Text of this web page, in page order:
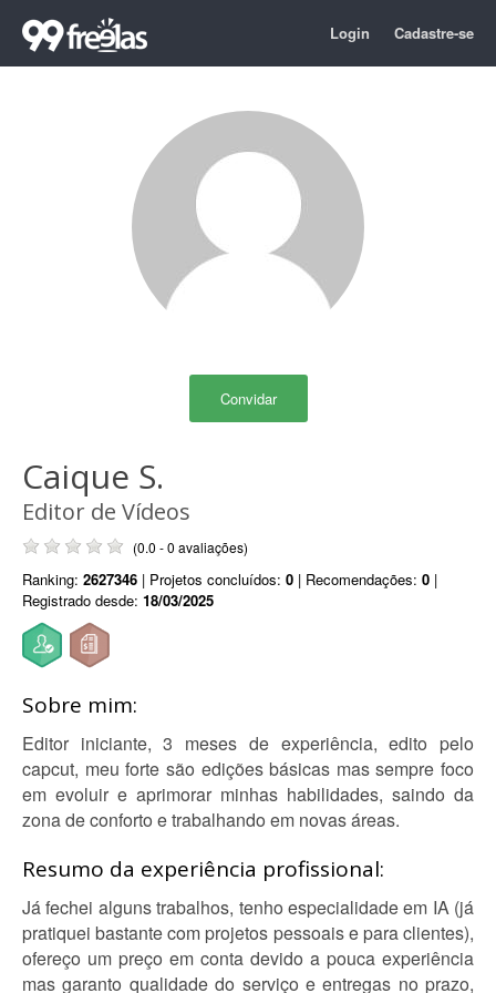
Login Cadastre-se
Convidar
Caique S.
Editor de Vídeos
(0.0 - 0 avaliações)
Ranking: 2627346 | Projetos concluídos: 0 | Recomendações: 0 |
Registrado desde: 18/03/2025
Sobre mim:
Editor iniciante, 3 meses de experiência, edito pelo
capcut, meu forte são edições básicas mas sempre foco
em evoluir e aprimorar minhas habilidades, saindo da
zona de conforto e trabalhando em novas áreas.
Resumo da experiência profissional:
Já fechei alguns trabalhos, tenho especialidade em IA (já
pratiquei bastante com projetos pessoais e para clientes),
ofereço um preço em conta devido a pouca experiência
mas garanto qualidade do serviço e entregas no prazo,